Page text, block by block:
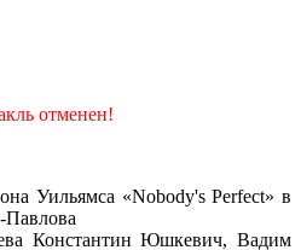
отменен!
Уильямса «Nobody's Perfect» в
Павлова
Константин Юшкевич, Вадим